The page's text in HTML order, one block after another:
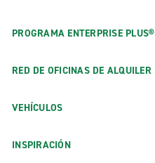
PROGRAMA ENTERPRISE PLUS®
RED DE OFICINAS DE ALQUILER
VEHÍCULOS
INSPIRACIÓN